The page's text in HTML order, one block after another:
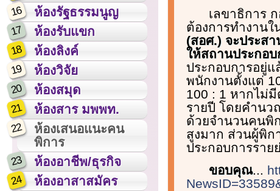
16 ห้องรัฐธรรมนูญ
17 ห้องรับแขก
18 ห้องลิงค์
19 ห้องวิจัย
20 ห้องสมุด
21 ห้องสาร มพพท.
22
ห้องเสนอแนะคน
พิการ
23 ห้องอาชีพ/ธุรกิจ
24 ห้องอาสาสมัคร
เลขาธิการ
ต้องการทำงาน
(สอศ.) จะประส
ให้สถานประกอบ
ประกอบการอยู่
พนักงานตั้งแต่
100 : 1 หากไม่
รายปี โดยคำน
ด้วยจำนวนคนพิ
สูงมาก ส่วนผู้พิก
ประกอบการราย
ขอบคุณ...